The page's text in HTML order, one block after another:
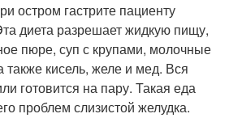
остром гастрите пациенту
диета разрешает жидкую пищу,
пюре, суп с крупами, молочные
также кисель, желе и мед. Вся
готовится на пару. Такая еда
проблем слизистой желудка.